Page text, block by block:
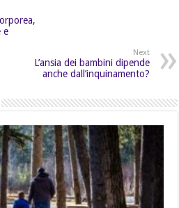
e
Next
L’ansia dei bambini dipende
anche dall’inquinamento?